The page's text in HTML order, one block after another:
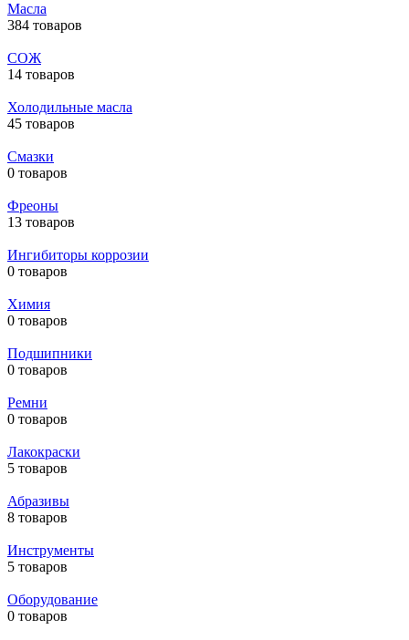
Масла
384 товаров
СОЖ
14 товаров
Холодильные масла
45 товаров
Смазки
0 товаров
Фреоны
13 товаров
Ингибиторы коррозии
0 товаров
Химия
0 товаров
Подшипники
0 товаров
Ремни
0 товаров
Лакокраски
5 товаров
Абразивы
8 товаров
Инструменты
5 товаров
Оборудование
0 товаров